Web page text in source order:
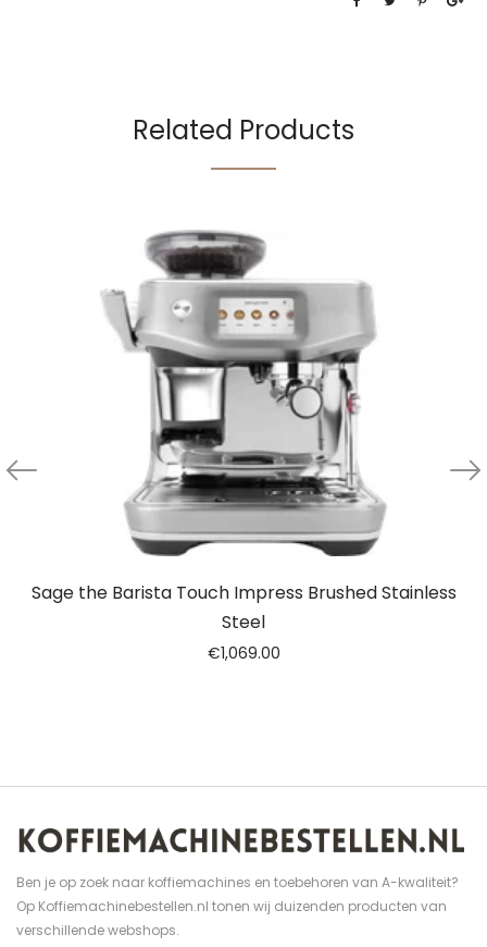
Related Products
Sage the Barista Touch Impress Brushed Stainless
Steel
€1,069.00
Ben je op zoek naar koffiemachines en toebehoren van A-kwaliteit?
Op Koffiemachinebestellen.nl tonen wij duizenden producten van
verschillende webshops.